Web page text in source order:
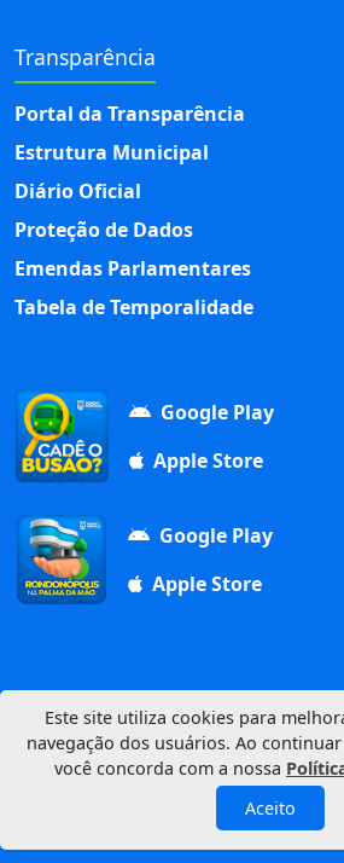
Transparência
Portal da Transparência
Estrutura Municipal
Diário Oficial
Proteção de Dados
Emendas Parlamentares
Tabela de Temporalidade
Google Play
Apple Store
Google Play
Apple Store
Av. Duque de Caxias, 1000, Vila
CNPJ: 03.347.101/0001-21
© 2026 Município de Rondonópolis
Mapa do Site
Este site utiliza cookies para
navegação dos usuários. Ao
você concorda com a nossa
Aceito